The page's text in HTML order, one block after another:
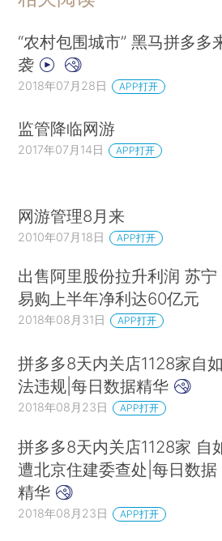
“农村包围城市” 黑马拼多多
袭
2018年07月28日 APP打开
监管降临网游
2017年07月14日 APP打开
网游管理8月来
2010年07月18日 APP打开
出售阿里股份拉升利润 苏宁
易购上半年净利达60亿元
2018年08月31日 APP打开
拼多多8天内关店1128家自
法违规|每日数据精华
2018年08月23日 APP打开
拼多多8天内关店1128家 自
遭北京住建委查处|每日数据
精华
2018年08月23日 APP打开